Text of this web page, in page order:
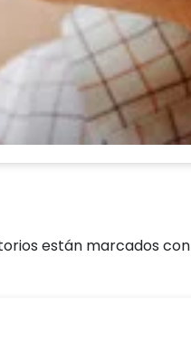
están marcados con